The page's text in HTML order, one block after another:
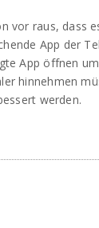
vor raus, dass
App der
App öffnen
hinnehmen
werden.